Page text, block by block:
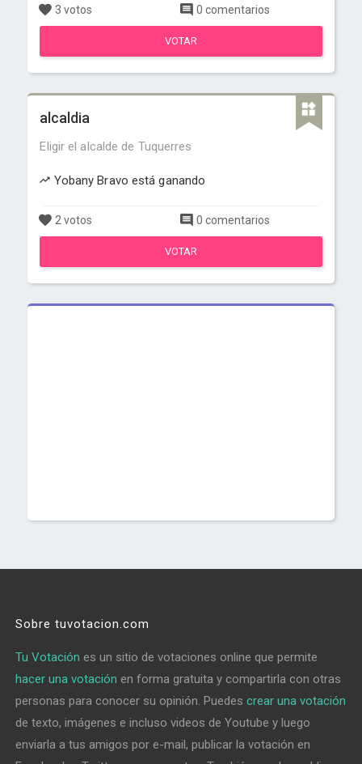
3 votos 0 comentarios
VOTAR
alcaldia
Eligir el alcalde de Tuquerres
Yobany Bravo está ganando
2 votos 0 comentarios
VOTAR
Sobre tuvotacion.com
Tu Votación es un sitio de votaciones online que permite
hacer una votación en forma gratuita y compartirla con otras
personas para conocer su opinión. Puedescrear una votación
de texto, imágenes e incluso videos de Youtube y luego
enviarla a tus amigos por e-mail, publicar la votación en